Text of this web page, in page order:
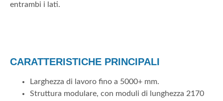
entrambi i lati.
CARATTERISTICHE PRINCIPALI
Larghezza di lavoro fino a 5000+ mm.
Struttura modulare, con moduli di lunghezza 2170